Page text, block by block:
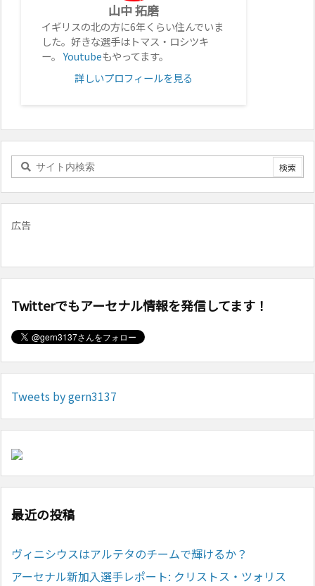
山中 拓磨
イギリスの北の方に6年くらい住んでいま
した。好きな選手はトマス・ロシツキ
ー。Youtubeもやってます。
詳しいプロフィールを見る
広告
Twitterでもアーセナル情報を発信してます！
Tweets by gern3137
最近の投稿
ヴィニシウスはアルテタのチームで輝けるか？
アーセナル新加入選手レポート: クリストス・ツォリス